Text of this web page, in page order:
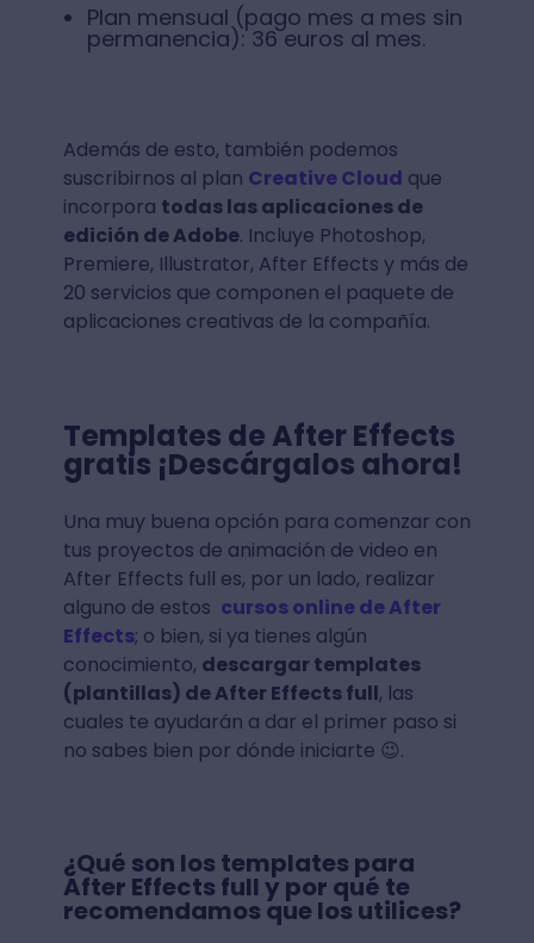
Plan mensual (pago mes a mes sin
permanencia): 36 euros al mes.
Además de esto, también podemos
suscribirnos al plan Creative Cloud que
incorpora todas las aplicaciones de
edición de Adobe. Incluye Photoshop,
Premiere, Illustrator, After Effects y más de
20 servicios que componen el paquete de
aplicaciones creativas de la compañía.
Templates de After Effects
gratis ¡Descárgalos ahora!
Una muy buena opción para comenzar con
tus proyectos de animación de video en
After Effects full es, por un lado, realizar
alguno de estos cursos online de After
Effects; o bien, si ya tienes algún
conocimiento, descargar templates
(plantillas) de After Effects full, las
cuales te ayudarán a dar el primer paso si
no sabes bien por dónde iniciarte 😉.
¿Qué son los templates para
After Effects full y por qué te
recomendamos que los utilices?